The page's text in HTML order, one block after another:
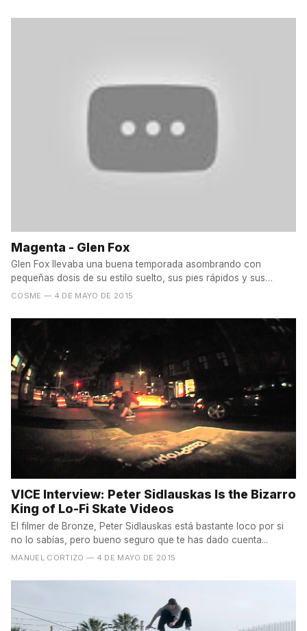
Magenta - Glen Fox
Glen Fox llevaba una buena temporada asombrando con
pequeñas dosis de su estilo suelto, sus pies rápidos y sus
trucos...
COSME — 4 DE MAYO DE 2015
VICE Interview: ​Peter Sidlauskas Is the Bizarro
King of Lo-Fi Skate Videos
El filmer de Bronze, Peter Sidlauskas está bastante loco por si
no lo sabías, pero bueno seguro que te has dado cuenta...
MANUEL CORTIZO — 4 DE MAYO DE 2015